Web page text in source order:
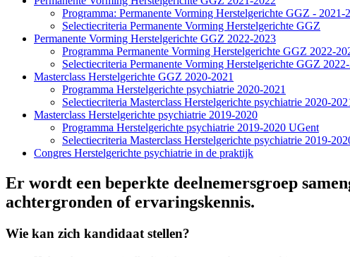
Programma: Permanente Vorming Herstelgerichte GGZ - 2021-
Selectiecriteria Permanente Vorming Herstelgerichte GGZ
Permanente Vorming Herstelgerichte GGZ 2022-2023
Programma Permanente Vorming Herstelgerichte GGZ 2022-
Selectiecriteria Permanente Vorming Herstelgerichte GGZ
Masterclass Herstelgerichte GGZ 2020-2021
Programma Herstelgerichte psychiatrie 2020-2021
Selectiecriteria Masterclass Herstelgerichte psychiatrie 2020-
Masterclass Herstelgerichte psychiatrie 2019-2020
Programma Herstelgerichte psychiatrie 2019-2020 UGent
Selectiecriteria Masterclass Herstelgerichte psychiatrie 2019-
Congres Herstelgerichte psychiatrie in de praktijk
Er wordt een beperkte deelnemersgroep
achtergronden of ervaringskennis.
Wie kan zich kandidaat stellen?